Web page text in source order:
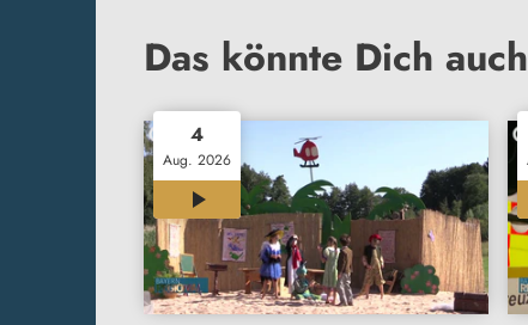
Das könnte Dich
4
Aug. 2026
12:00